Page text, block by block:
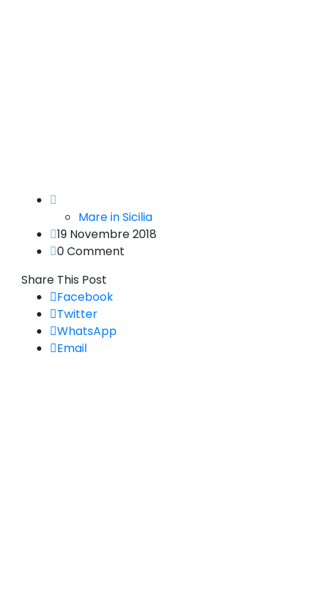
Mare in Sicilia
19 Novembre 2018
0 Comment
Share This Post
Facebook
Twitter
WhatsApp
Email